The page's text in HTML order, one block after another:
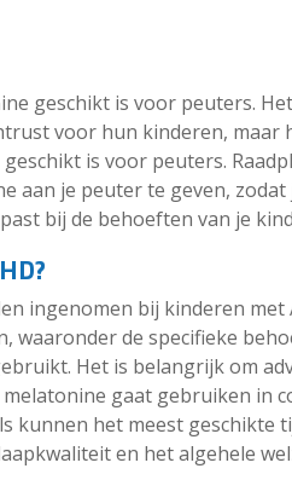
geschikt is voor peuters.
voor hun kinderen, maar
is voor peuters.
aan je peuter te geven,
bij de behoeften van je
ingenomen bij kinderen met
waaronder de specifieke
Het is belangrijk om
gaat gebruiken in
kunnen het meest geschikte
en het algehele